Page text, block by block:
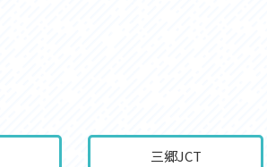
三郷JCT